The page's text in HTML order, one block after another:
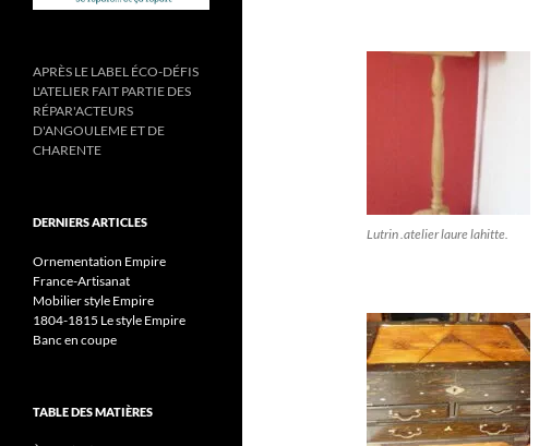
Lutrin .atelier laure lahitte.
APRÈS LE LABEL ÉCO-DÉFIS
L'ATELIER FAIT PARTIE DES
RÉPAR'ACTEURS
D'ANGOULEME ET DE
CHARENTE
DERNIERS ARTICLES
Ornementation Empire
France-Artisanat
Mobilier style Empire
1804-1815 Le style Empire
Banc en coupe
TABLE DES MATIÈRES